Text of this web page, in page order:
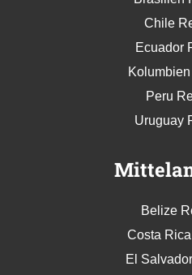
Chile
Ecuador
Peru
Uruguay
Belize
Costa
El